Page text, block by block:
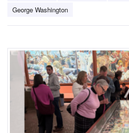
George Washington